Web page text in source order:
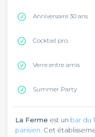
Anniversaire 30 ans
Cocktail pro.
Verre entre amis
Summer Party
La Ferme est un bar du
parisien . Cet